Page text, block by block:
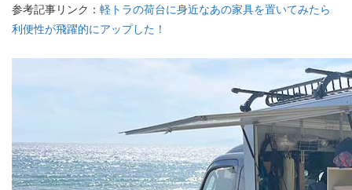
参考記事リンク： 軽トラの荷台に身近なあの家具を置いてみたら
利便性が飛躍的にアップした！